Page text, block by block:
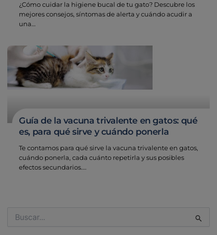
¿Cómo cuidar la higiene bucal de tu gato? Descubre los
mejores consejos, síntomas de alerta y cuándo acudir a
una…
Guía de la vacuna trivalente en gatos: qué
es, para qué sirve y cuándo ponerla
Te contamos para qué sirve la vacuna trivalente en gatos,
cuándo ponerla, cada cuánto repetirla y sus posibles
efectos secundarios.…
por: